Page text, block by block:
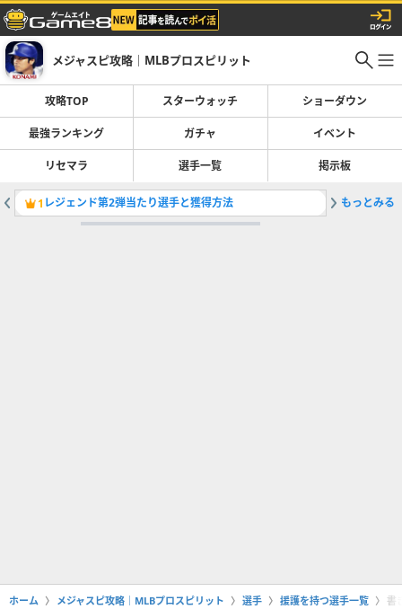
メジャスピ攻略｜MLBプロスピリット
攻略TOP スターウォッチ ショーダウン
最強ランキング ガチャ イベント
リセマラ 選手一覧 掲示板
1 レジェンド第2弾当たり選手と獲得方法 2ライン
もっとみる
ホーム メジャスピ攻略｜MLBプロスピリット 選手 援護を持つ選手一覧 書